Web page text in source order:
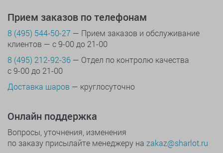
Прием заказов по телефонам
8 (495) 544-50-27 — Прием заказов и обслуживание
клиентов — с 9-00 до 21-00
8 (495) 212-92-36 — Отдел по контролю качества
с 9-00 до 21-00
Доставка шаров — круглосуточно
Онлайн поддержка
Вопросы, уточнения, изменения
по заказу присылайте менеджеру на zakaz@sharlot.ru